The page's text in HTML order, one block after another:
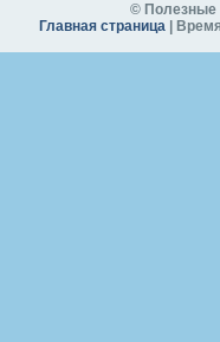
© Полезные
Главная страница|